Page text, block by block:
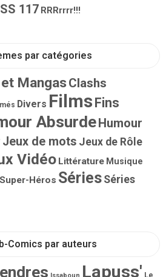
117 RRRrrrr!!!
par catégories
MangasClashs
Divers Films Fins
AbsurdeHumour
Jeux de mots Jeux de Rôle
Vidéo Littérature Musique
Super-Héros Séries Séries
Comics par auteurs
Lapuss' Le